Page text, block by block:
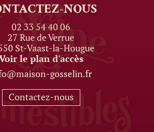
NOUS
02 33 54 40 06
27 Rue de Verrue
St-Vaast-la-Hougue
le plan d'accès
gosselin.fr
Contactez-nous